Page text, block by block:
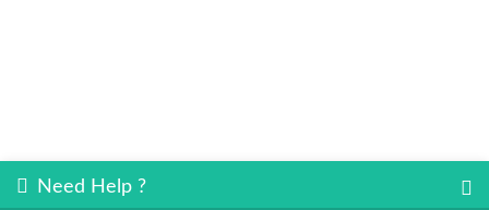
Need Help ?